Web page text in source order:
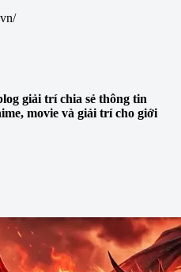
giải trí chia sẻ thông tin
movie và giải trí cho giới